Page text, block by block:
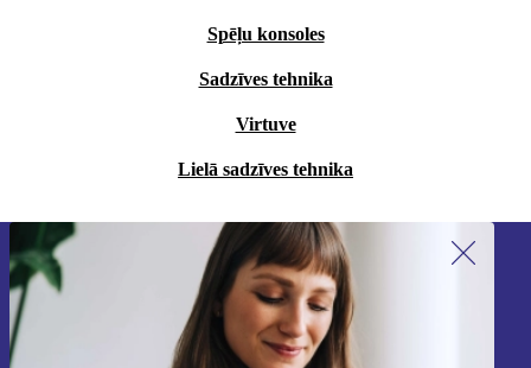
Spēļu konsoles
Sadzīves tehnika
Virtuve
Lielā sadzīves tehnika
Piesakieties mūsu jaunumu
saņemšanai!
Nekad vairs nepalaidiet garām nevienu
piedāvājumu.